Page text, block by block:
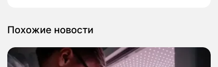
Похожие новости